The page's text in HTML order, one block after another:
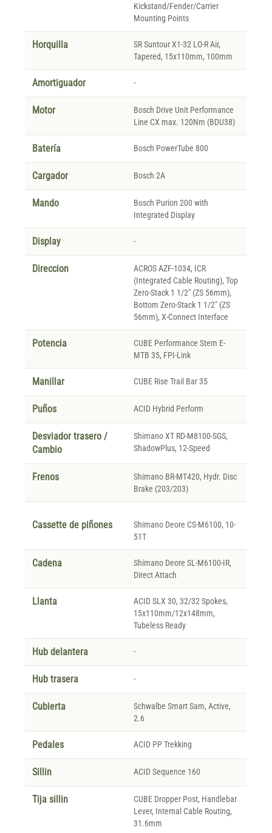
Kickstand/Fender/Carrier
Mounting Points
Horquilla
SR Suntour X1-32 LO-R Air,
Tapered, 15x110mm, 100mm
Amortiguador -
Motor
Bosch Drive Unit Performance
Line CX max. 120Nm (BDU38)
Batería Bosch PowerTube 800
Cargador Bosch 2A
Mando
Bosch Purion 200 with
Integrated Display
Display -
Direccion
ACROS AZF-1034, ICR
(Integrated Cable Routing), Top
Zero-Stack 1 1/2" (ZS 56mm),
Bottom Zero-Stack 1 1/2" (ZS
56mm), X-Connect Interface
Potencia
CUBE Performance Stem E-
MTB 35, FPI-Link
Manillar CUBE Rise Trail Bar 35
Puños ACID Hybrid Perform
Desviador trasero /
Cambio
Shimano XT RD-M8100-SGS,
ShadowPlus, 12-Speed
Frenos
Shimano BR-MT420, Hydr. Disc
Brake (203/203)
Cassette de piñones
Shimano Deore CS-M6100, 10-
51T
Cadena
Shimano Deore SL-M6100-IR,
Direct Attach
Llanta
ACID SLX 30, 32/32 Spokes,
15x110mm/12x148mm,
Tubeless Ready
Hub delantera -
Hub trasera -
Cubierta
Schwalbe Smart Sam, Active,
2.6
Pedales ACID PP Trekking
Sillin ACID Sequence 160
Tija sillin
CUBE Dropper Post, Handlebar
Lever, Internal Cable Routing,
31.6mm